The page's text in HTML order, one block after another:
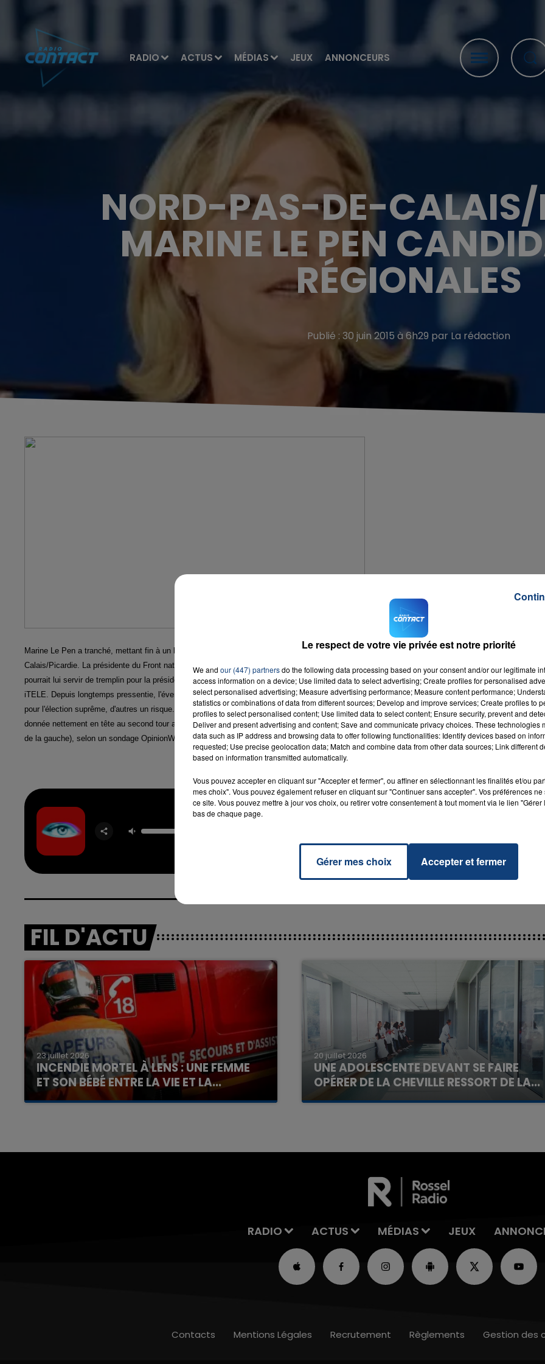
RADIO ACTUS MÉDIAS JEUX ANNONCEURS
NORD-PAS-DE-CALAIS/
MARINE LE PEN
RÉGIONALES
Publié : 30 juin 2015 à 6h29 par La rédaction
Marine Le Pen a tranché, mettant fin à un long suspense: elle sera bien tête de liste aux régionales dans la future région Nord-Pas-de-
Calais/Picardie. La présidente du Front national est à ce jour donnée favorite par les sondages pour ce scrutin, qui se déroulera en décembre et
pourrait lui servir de tremplin pour la présidentielle de 2017. C'est ce mardi matin qu'elle a annoncé sa candidature, lors d'une interview à
iTELE. Depuis longtemps pressentie, l'éventualité de sa candidature aura largement divisé son camp, certains de ses proches y voyant une chance
pour l'élection suprême, d'autres un risque.
Marine Le Pen part avec des sondages très favorables pour ce scrutin qui aura lieu en décembre. Elle
donnée nettement en tête au second tour avec 37% des voix contre 32% à Xavier Bertrand (Les Républicains) et 31% à Pierre de Saintignon (union
de la gauche), selon un sondage OpinionWay pour Le Figaro et LCI, publié lundi.
FIL D'ACTU
23 juillet 2026
INCENDIE MORTEL À LENS : UNE FEMME
ET SON BÉBÉ ENTRE LA VIE ET LA...
Un homme s'est immolé par le feu après avoir
20 juillet 2026
UNE ADOLESCENTE DEVANT SE FAIRE
OPÉRER DE LA CHEVILLE RESSORT DE LA...
La famille a porté plainte contre la clinique qui a
7h00 - 11h00
La Team de l'été
RADIO ACTUS MÉDIAS JEUX
Contacts Mentions Légales Recrutement Règlements Gestion des
Le respect de votre vie privée est notre priorité
We and our (447) partnersdo the following data processing based on your consent and/or our legitimate
access information on a device; Use limited data to select advertising; Create profiles for personalised
select personalised advertising; Measure advertising performance; Measure content performance;
statistics or combinations of data from different sources; Develop and improve services; Create profiles to
profiles to select personalised content; Use limited data to select content; Ensure security, prevent and
Deliver and present advertising and content; Save and communicate privacy choices. These technologies
data such as IP address and browsing data to offer following functionalities: Identify devices based on
requested; Use precise geolocation data; Match and combine data from other data sources; Link different
based on information transmitted automatically.
Vous pouvez accepter en cliquant sur "Accepter et fermer", ou affiner en sélectionnant les finalités et/ou
mes choix". Vous pouvez également refuser en cliquant sur "Continuer sans accepter". Vos préférences
ce site. Vous pouvez mettre à jour vos choix, ou retirer votre consentement à tout moment via le lien
bas de chaque page.
Gérer mes choix Accepter et fermer